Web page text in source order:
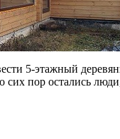
5-этажный
сих пор остались